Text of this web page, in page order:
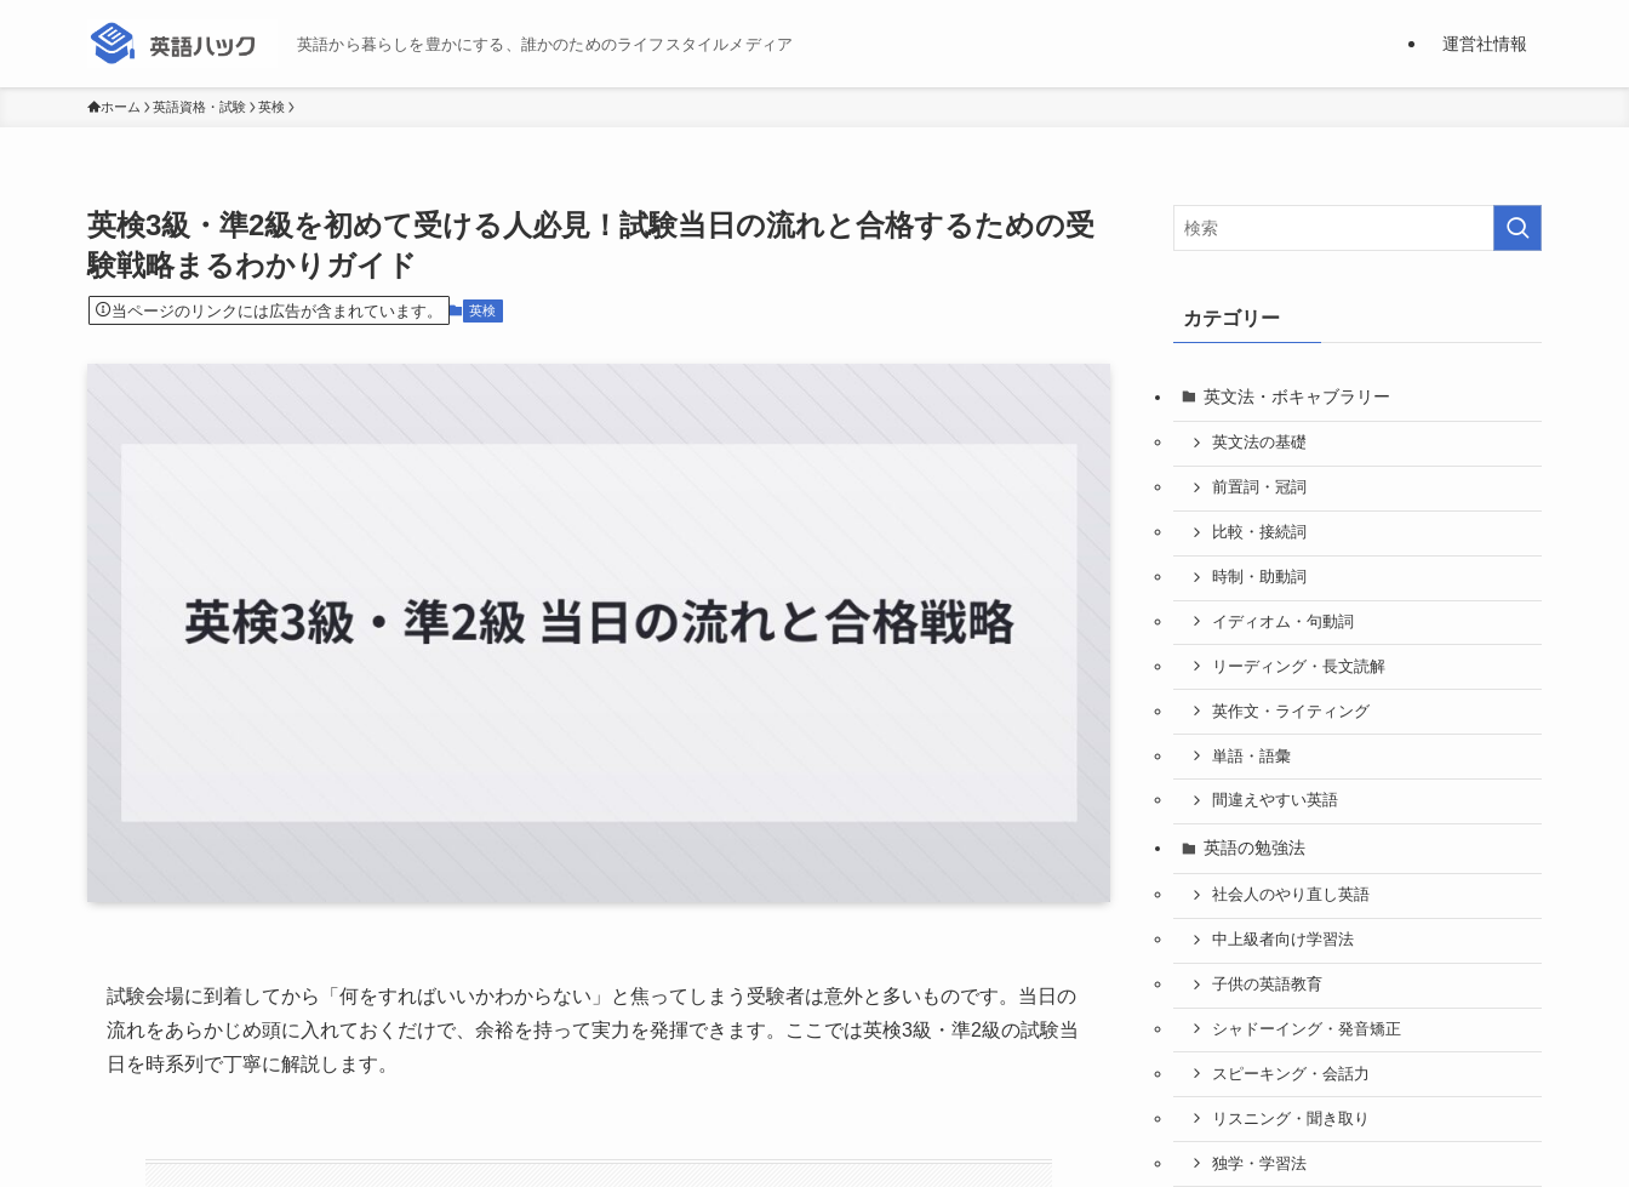
英語から暮らしを豊かにする、誰かのためのライフスタイルメディア 運営社情報
ホーム 英語資格・試験 英検
英検3級・準2級を初めて受ける人必見！試験当日の流れと合格するための受
験戦略まるわかりガイド
当ページのリンクには広告が含まれています。 英検
試験会場に到着してから「何をすればいいかわからない」と焦ってしまう受験者は意外と多いものです。当日の
流れをあらかじめ頭に入れておくだけで、余裕を持って実力を発揮できます。ここでは英検3級・準2級の試験当
日を時系列で丁寧に解説します。
カテゴリー
英文法・ボキャブラリー
英文法の基礎
前置詞・冠詞
比較・接続詞
時制・助動詞
イディオム・句動詞
リーディング・長文読解
英作文・ライティング
単語・語彙
間違えやすい英語
英語の勉強法
社会人のやり直し英語
中上級者向け学習法
子供の英語教育
シャドーイング・発音矯正
スピーキング・会話力
リスニング・聞き取り
独学・学習法